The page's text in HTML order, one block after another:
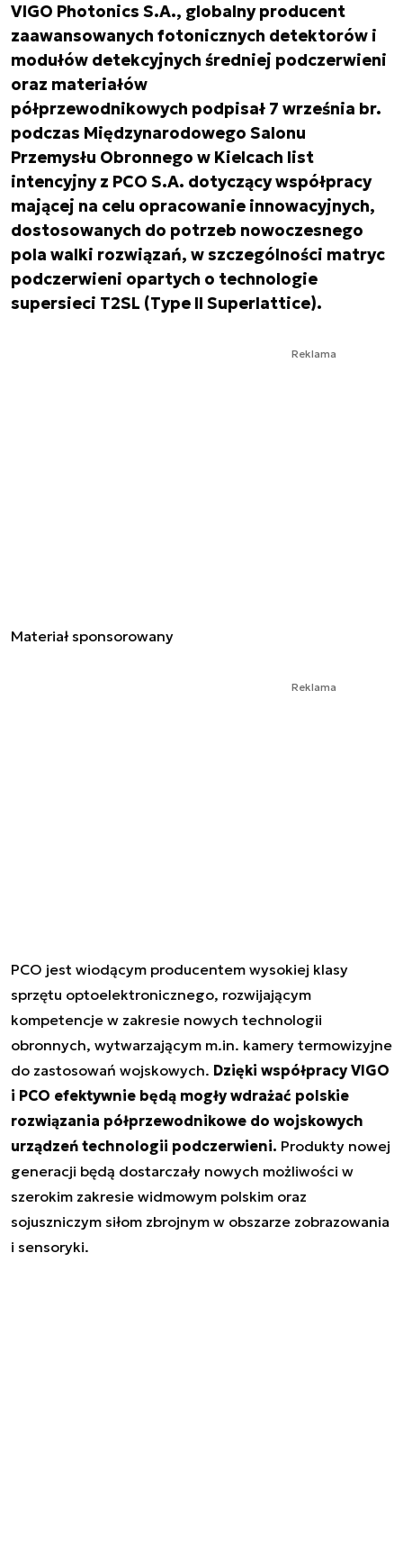
VIGO Photonics S.A., globalny producent
zaawansowanych fotonicznych detektorów i
modułów detekcyjnych średniej podczerwieni
oraz materiałów
półprzewodnikowych podpisał 7 września br.
podczas Międzynarodowego Salonu
Przemysłu Obronnego w Kielcach list
intencyjny z PCO S.A. dotyczący współpracy
mającej na celu opracowanie innowacyjnych,
dostosowanych do potrzeb nowoczesnego
pola walki rozwiązań, w szczególności matryc
podczerwieni opartych o technologie
supersieci T2SL (Type II Superlattice).
Reklama
Materiał sponsorowany
Reklama
PCO jest wiodącym producentem wysokiej klasy
sprzętu optoelektronicznego, rozwijającym
kompetencje w zakresie nowych technologii
obronnych, wytwarzającym m.in. kamery termowizyjne
do zastosowań wojskowych. Dzięki współpracy VIGO
i PCO efektywnie będą mogły wdrażać polskie
rozwiązania półprzewodnikowe do wojskowych
urządzeń technologii podczerwieni. Produkty nowej
generacji będą dostarczały nowych możliwości w
szerokim zakresie widmowym polskim oraz
sojuszniczym siłom zbrojnym w obszarze zobrazowania
i sensoryki.